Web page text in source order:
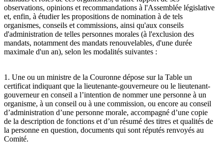
observations, opinions et recommandations à l'Assemblée législative
et, enfin, à étudier les propositions de nomination à de tels
organismes, conseils et commissions, ainsi qu'aux conseils
d'administration de telles personnes morales (à l'exclusion des
mandats, notamment des mandats renouvelables, d'une durée
maximale d'un an), selon les modalités suivantes :
1. Une ou un ministre de la Couronne dépose sur la Table un
certificat indiquant que la lieutenante-gouverneure ou le lieutenant-
gouverneur en conseil a l’intention de nommer une personne à un
organisme, à un conseil ou à une commission, ou encore au conseil
d’administration d’une personne morale, accompagné d’une copie
de la description de fonctions et d’un résumé des titres et qualités de
la personne en question, documents qui sont réputés renvoyés au
Comité.